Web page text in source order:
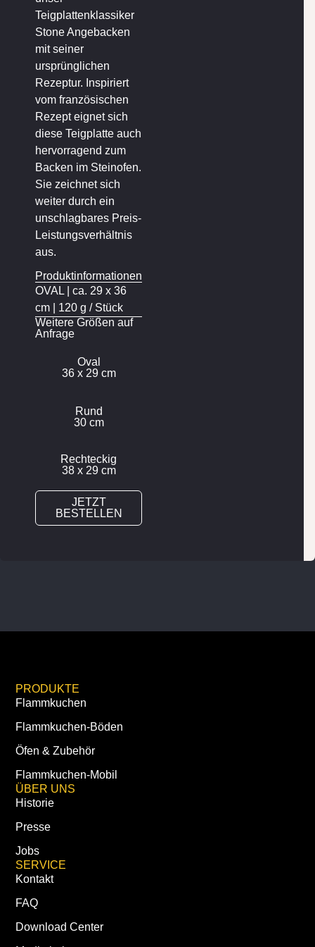
Teigplattenklassiker
Stone Angebacken
mit seiner
ursprünglichen
Rezeptur. Inspiriert
vom französischen
Rezept eignet sich
diese Teigplatte auch
hervorragend zum
Backen im Steinofen.
Sie zeichnet sich
weiter durch ein
unschlagbares Preis-
Leistungsverhältnis
aus.
Produktinformationen
OVAL | ca. 29 x 36
cm | 120 g / Stück
Weitere Größen auf
Anfrage
Oval
36 x 29 cm
Rund
30 cm
Rechteckig
38 x 29 cm
JETZT
BESTELLEN
PRODUKTE
Flammkuchen
Flammkuchen-Böden
Öfen & Zubehör
Flammkuchen-Mobil
ÜBER UNS
Historie
Presse
Jobs
SERVICE
Kontakt
FAQ
Download Center